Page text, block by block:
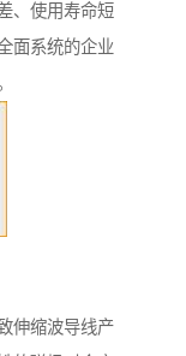
、使用寿命短
面系统的企业
伸缩波导线产